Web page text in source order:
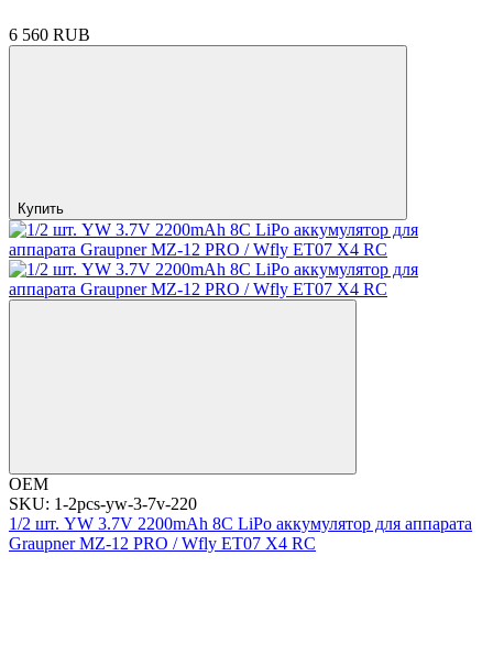
6 560 RUB
Купить
OEM
SKU: 1-2pcs-yw-3-7v-220
1/2 шт. YW 3.7V 2200mAh 8C LiPo аккумулятор для аппарата
Graupner MZ-12 PRO / Wfly ET07 X4 RC